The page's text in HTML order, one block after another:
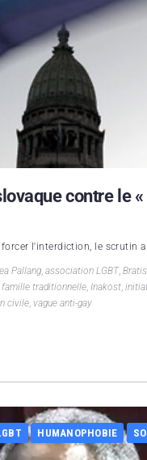
contre le
l'interdiction, le scrutin a
Pallang, association LGBT,
famille traditionnelle, Inakost,
civile, vague anti-gay
HUMANOPHOBIE